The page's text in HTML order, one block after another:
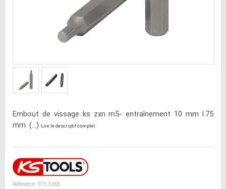
Embout de vissage ks zxn m5- entraînement 10 mm l.75
mm. (...)
Lire le descriptif complet
Référence : 975.3005